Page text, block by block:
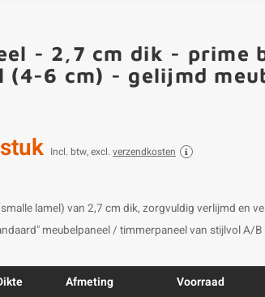
- 2,7 cm dik - prime
(4-6 cm) - gelijmd
Incl. btw, excl. verzendkosten
lamel) van 2,7 cm dik, zorgvuldig verlijmd en
meubelpaneel / timmerpaneel van stijlvol A/
Afmeting Voorraad